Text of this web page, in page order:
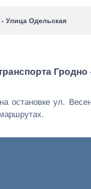
- Улица Одельская
Гродно
остановке ул.